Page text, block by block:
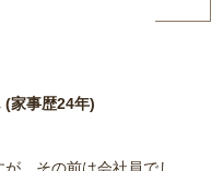
(家事歴24年)